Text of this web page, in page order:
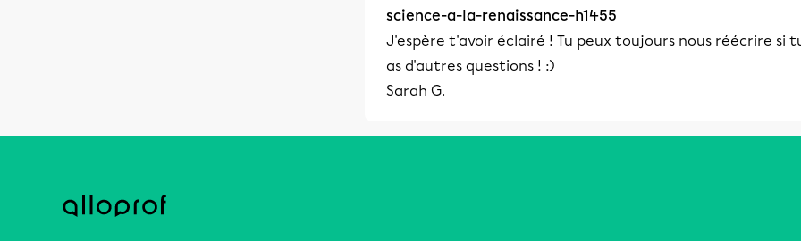
science-a-la-renaissance-h1455
J'espère t'avoir éclairé ! Tu peux toujours nous réécrire si
as d'autres questions ! :)
Sarah G.